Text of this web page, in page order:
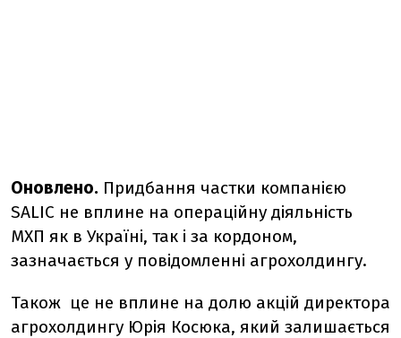
Оновлено. Придбання частки компанією
SALIC не вплине на операційну діяльність
МХП як в Україні, так і за кордоном,
зазначається у повідомленні агрохолдингу.
Також це не вплине на долю акцій директора
агрохолдингу Юрія Косюка, який залишається